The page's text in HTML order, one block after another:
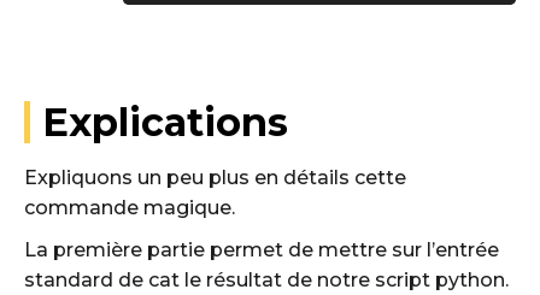
Explications
Expliquons un peu plus en détails cette
commande magique.
La première partie permet de mettre sur l’entrée
standard de cat le résultat de notre script python.